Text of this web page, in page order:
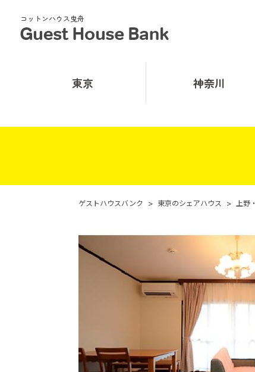
コットンハウス曳舟
東京 神奈川
ゲストハウスバンク > 東京のシェアハウス > 上野